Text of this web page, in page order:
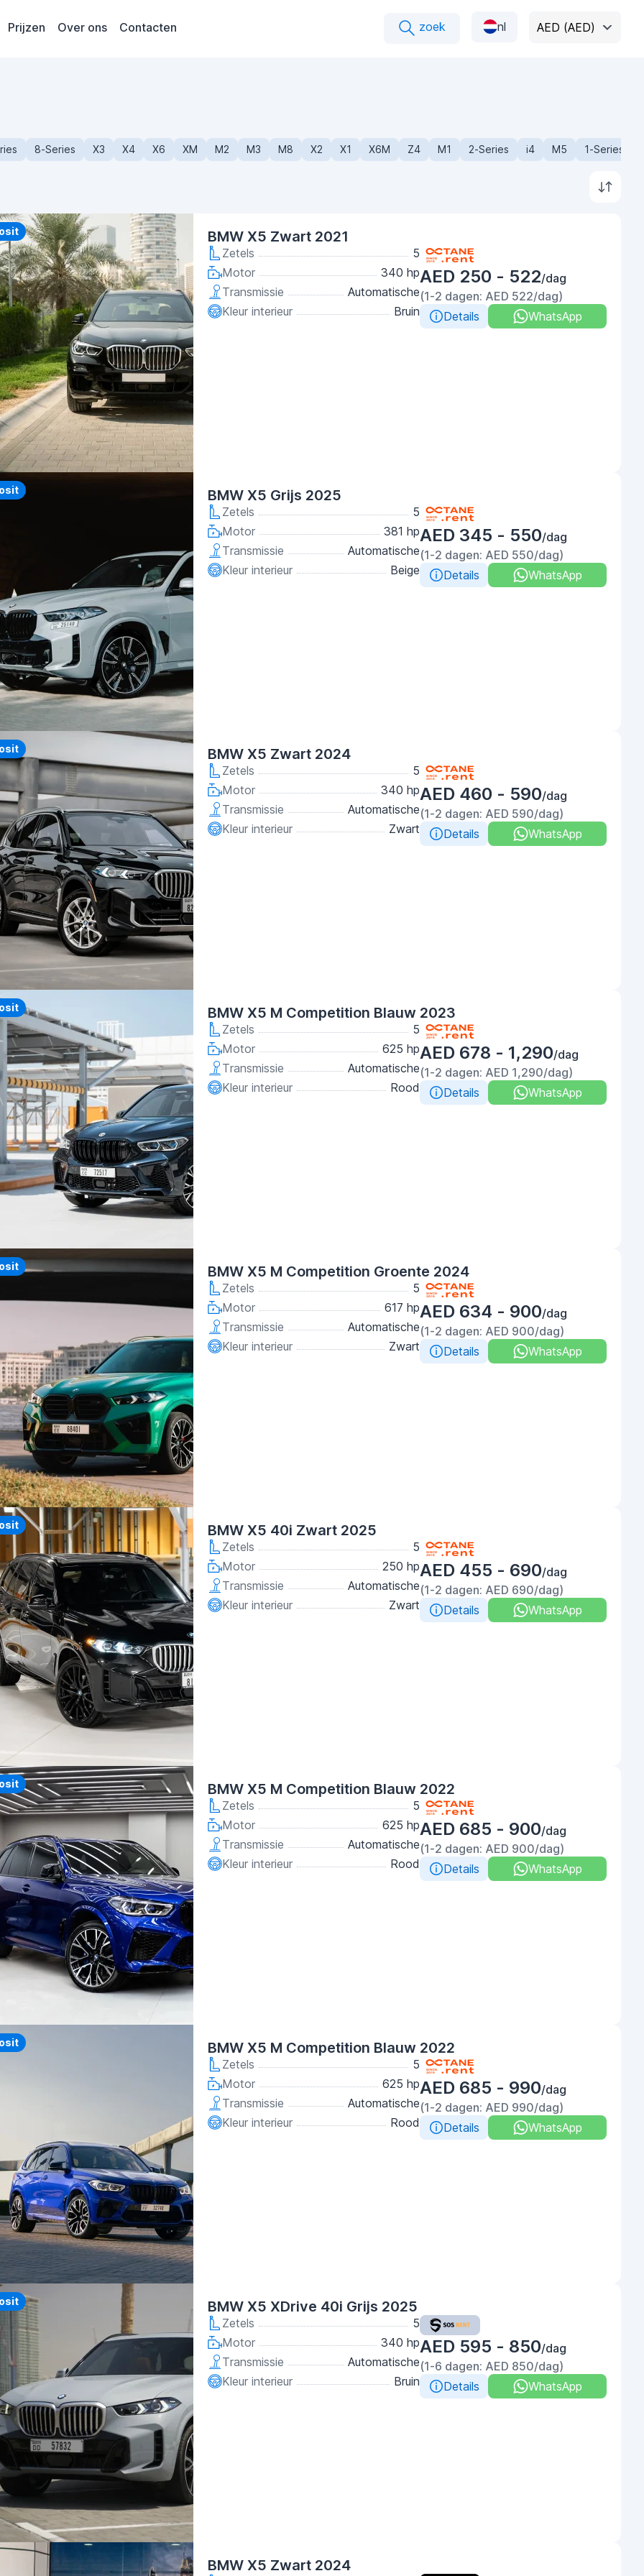
Prijzen Over ons Contacten zoek nl AED (AED)
8-Series X3 X4 X6 XM M2 M3 M8 X2 X1 X6M Z4 M1 2-Series i4 M5 1-Series
BMW X5 Zwart 2021
Zetels
5
Motor
340 hp
Transmissie
Automatische
Kleur interieur
Bruin
AED 250 - 522/dag
(1-2 dagen: AED 522/dag)
Details
WhatsApp
BMW X5 Grijs 2025
Zetels
5
Motor
381 hp
Transmissie
Automatische
Kleur interieur
Beige
AED 345 - 550/dag
(1-2 dagen: AED 550/dag)
Details
WhatsApp
BMW X5 Zwart 2024
Zetels
5
Motor
340 hp
Transmissie
Automatische
Kleur interieur
Zwart
AED 460 - 590/dag
(1-2 dagen: AED 590/dag)
Details
WhatsApp
BMW X5 M Competition Blauw 2023
Zetels
5
Motor
625 hp
Transmissie
Automatische
Kleur interieur
Rood
AED 678 - 1,290/dag
(1-2 dagen: AED 1,290/dag)
Details
WhatsApp
BMW X5 M Competition Groente 2024
Zetels
5
Motor
617 hp
Transmissie
Automatische
Kleur interieur
Zwart
AED 634 - 900/dag
(1-2 dagen: AED 900/dag)
Details
WhatsApp
BMW X5 40i Zwart 2025
Zetels
5
Motor
250 hp
Transmissie
Automatische
Kleur interieur
Zwart
AED 455 - 690/dag
(1-2 dagen: AED 690/dag)
Details
WhatsApp
BMW X5 M Competition Blauw 2022
Zetels
5
Motor
625 hp
Transmissie
Automatische
Kleur interieur
Rood
AED 685 - 900/dag
(1-2 dagen: AED 900/dag)
Details
WhatsApp
BMW X5 M Competition Blauw 2022
Zetels
5
Motor
625 hp
Transmissie
Automatische
Kleur interieur
Rood
AED 685 - 990/dag
(1-2 dagen: AED 990/dag)
Details
WhatsApp
BMW X5 XDrive 40i Grijs 2025
Zetels
5
Motor
340 hp
Transmissie
Automatische
Kleur interieur
Bruin
AED 595 - 850/dag
(1-6 dagen: AED 850/dag)
Details
WhatsApp
BMW X5 Zwart 2024